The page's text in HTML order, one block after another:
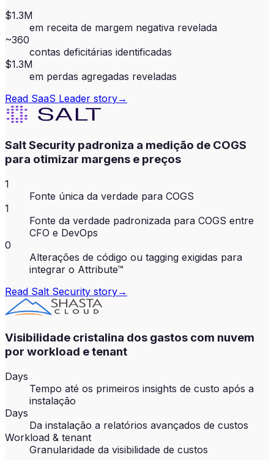
$1.3M
em receita de margem negativa revelada
~360
contas deficitárias identificadas
$1.3M
em perdas agregadas reveladas
Read SaaS Leader story→
Salt Security padroniza a medição de COGS
para otimizar margens e preços
1
Fonte única da verdade para COGS
1
Fonte da verdade padronizada para COGS entre
CFO e DevOps
0
Alterações de código ou tagging exigidas para
integrar o Attribute™
Read Salt Security story→
Visibilidade cristalina dos gastos com nuvem
por workload e tenant
Days
Tempo até os primeiros insights de custo após a
instalação
Days
Da instalação a relatórios avançados de custos
Workload & tenant
Granularidade da visibilidade de custos